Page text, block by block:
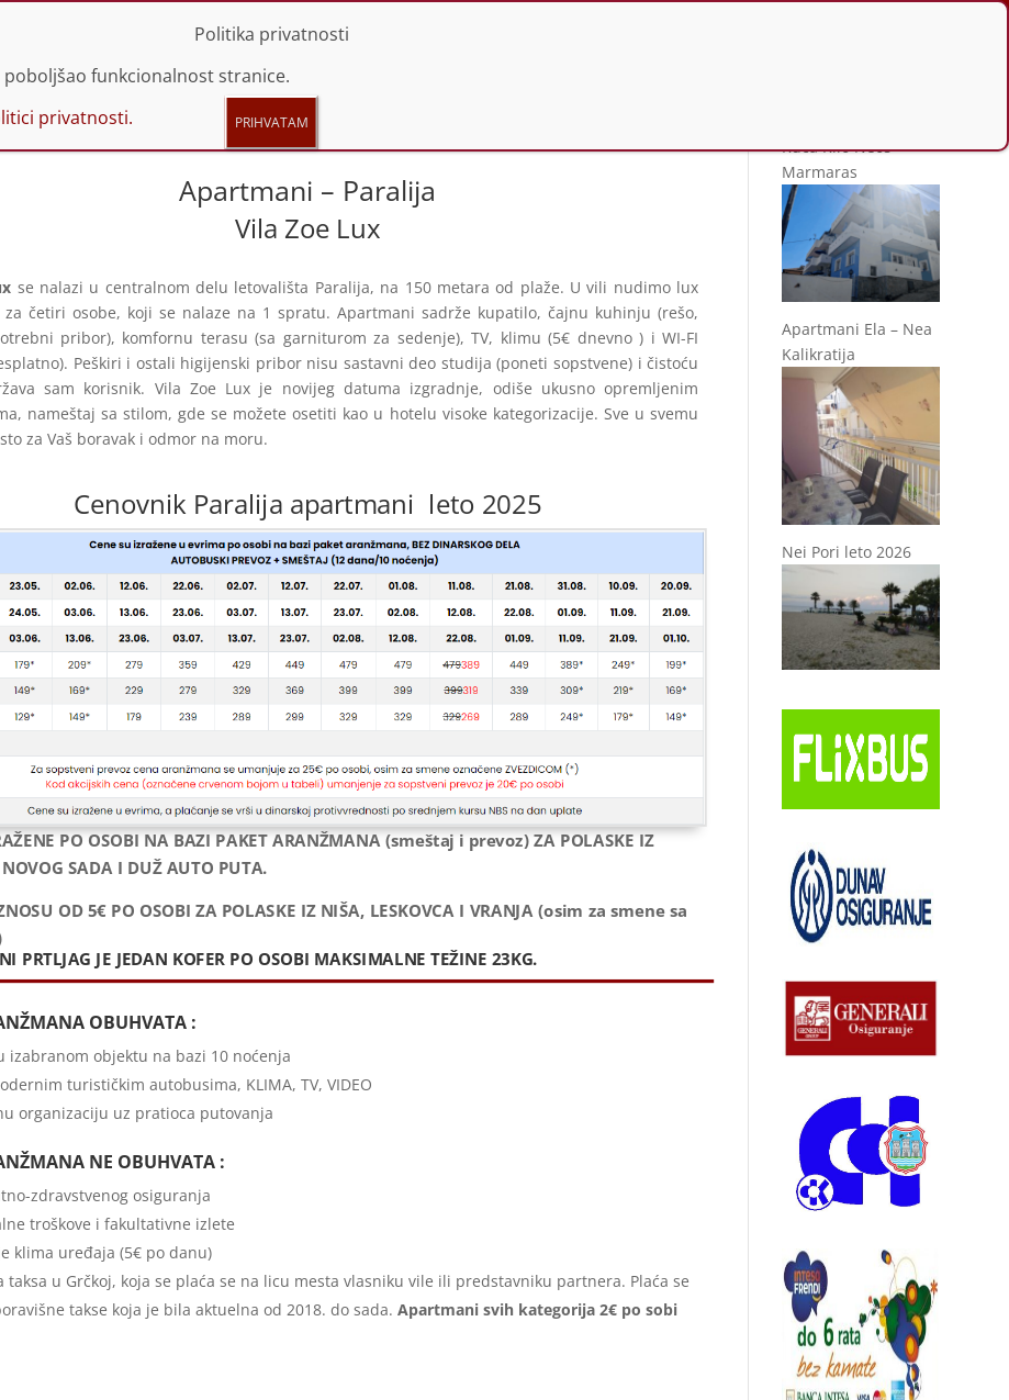
Apartmani – Paralija
Vila Zoe Lux
se nalazi u centralnom delu letovališta Paralija, na 150 metara od plaže. U vili nudimo lux
za četiri osobe, koji se nalaze na 1 spratu. Apartmani sadrže kupatilo, čajnu kuhinju (rešo,
pribor), komfornu terasu (sa garniturom za sedenje), TV, klimu (5€ dnevno ) i WI-FI
Peškiri i ostali higijenski pribor nisu sastavni deo studija (poneti sopstvene) i čistoću
sam korisnik. Vila Zoe Lux je novijeg datuma izgradnje, odiše ukusno opremljenim
nameštaj sa stilom, gde se možete osetiti kao u hotelu visoke kategorizacije. Sve u svemu
za Vaš boravak i odmor na moru.
Cenovnik Paralija apartmani leto 2025
PO OSOBI NA BAZI PAKET ARANŽMANA (smeštaj i prevoz) ZA POLASKE IZ
SADA I DUŽ AUTO PUTA.
OD5€ PO OSOBI ZA POLASKE IZ NIŠA, LESKOVCA I VRANJA (osim za smene sa
PRTLJAG JE JEDAN KOFER PO OSOBI MAKSIMALNE TEŽINE 23KG.
OBUHVATA :
izabranom objektu na bazi 10 noćenja
turističkim autobusima, KLIMA, TV, VIDEO
organizaciju uz pratioca putovanja
NE OBUHVATA :
zdravstvenog osiguranja
troškove i fakultativne izlete
klima uređaja (5€ po danu)
taksa u Grčkoj, koja se plaća se na licu mesta vlasniku vile ili predstavniku partnera. Plaća se
takse koja je bila aktuelna od 2018. do sada. Apartmani svih kategorija 2€ po sobi
Kuća Klio Neos
Marmaras
Apartmani Ela – Nea
Kalikratija
Nei Pori leto 2026
Politika privatnosti
poboljšao funkcionalnost stranice.
privatnosti.